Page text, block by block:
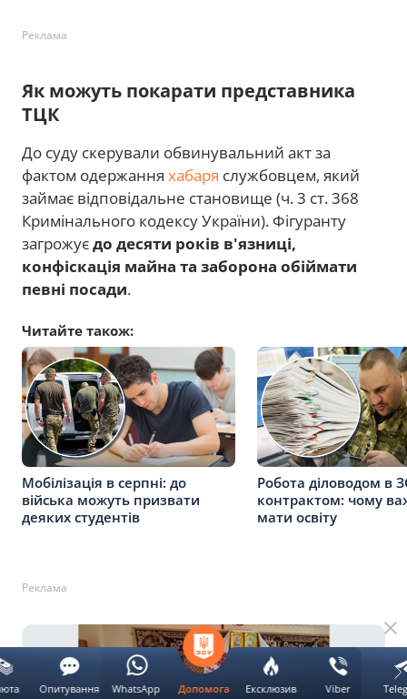
Реклама
Як можуть покарати представника
ТЦК
До суду скерували обвинувальний акт за
фактом одержання хабаря службовцем, який
займає відповідальне становище (ч. 3 ст. 368
Кримінального кодексу України). Фігуранту
загрожуєдо десяти років в'язниці,
конфіскація майна та заборона обіймати
певні посади.
Читайте також:
Мобілізація в серпні: до
війська можуть призвати
деяких студентів
Робота діловодом в
контрактом: чому
мати освіту
Реклама
Допомога Ексклюзив Viber
Опитування WhatsApp